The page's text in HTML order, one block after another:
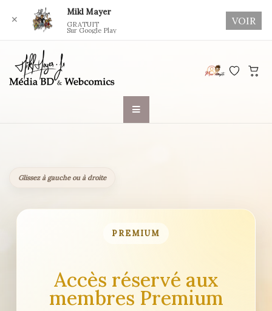
Glissez à gauche ou à droite
PREMIUM
Accès réservé aux
membres Premium
✕
Mikl Mayer
GRATUIT
Sur Google Play
VOIR